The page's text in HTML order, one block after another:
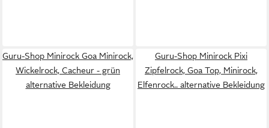
Guru-Shop Minirock Goa Minirock,
Wickelrock, Cacheur - grün
alternative Bekleidung
Guru-Shop Minirock Pixi
Zipfelrock, Goa Top, Minirock,
Elfenrock.. alternative Bekleidung